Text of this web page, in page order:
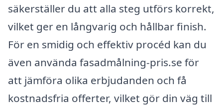
säkerställer du att alla steg utförs korrekt,
vilket ger en långvarig och hållbar finish.
För en smidig och effektiv procéd kan du
även använda fasadmålning-pris.se för
att jämföra olika erbjudanden och få
kostnadsfria offerter, vilket gör din väg till